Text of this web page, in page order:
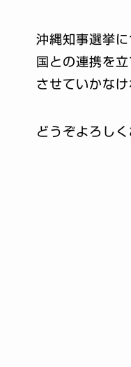
沖縄知事選挙
国との連携を
させていかなけ
どうぞよろしく